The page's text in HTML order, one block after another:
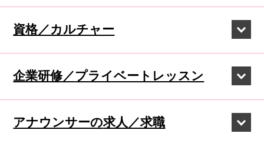
資格／カルチャー
企業研修／プライベートレッスン
アナウンサーの求人／求職